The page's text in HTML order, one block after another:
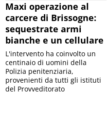
Maxi operazione al
carcere di Brissogne:
sequestrate armi
bianche e un cellulare
L'intervento ha coinvolto un
centinaio di uomini della
Polizia penitenziaria,
provenienti da tutti gli istituti
del Provveditorato